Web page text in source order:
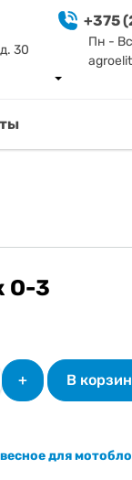
30
+375
Пн -
О-3
+ В
для